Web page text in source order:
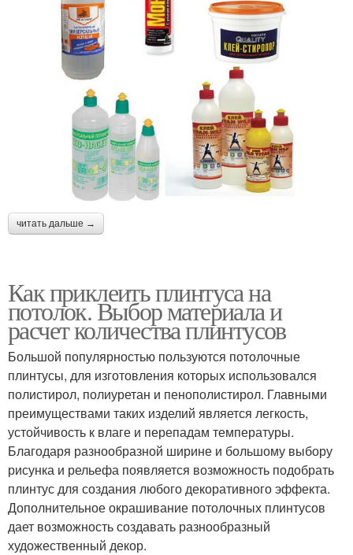
читать дальше →
Как приклеить плинтуса на
потолок. Выбор материала и
расчет количества плинтусов
Большой популярностью пользуются потолочные
плинтусы, для изготовления которых использовался
полистирол, полиуретан и пенополистирол. Главными
преимуществами таких изделий является легкость,
устойчивость к влаге и перепадам температуры.
Благодаря разнообразной ширине и большому выбору
рисунка и рельефа появляется возможность подобрать
плинтус для создания любого декоративного эффекта.
Дополнительное окрашивание потолочных плинтусов
дает возможность создавать разнообразный
художественный декор.